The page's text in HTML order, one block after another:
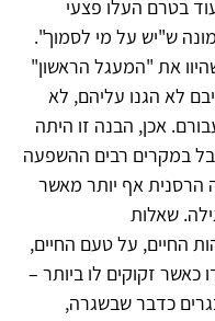
בטרם העלו פצעי
ש"יש על מי לסמוך".
את "המעגל הראשון"
לא הגנו עליהם, לא
אכן, הבנה זו היתה
במקרים רבים ההשפעה
הרסנית אף יותר מאשר
שאלות
החיים, על טעם החיים,
כאשר זקוקים לו ביותר –
כדבר שבשגרה,